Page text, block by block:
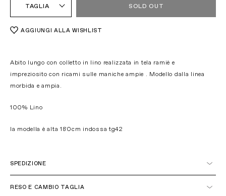
TAGLIA SOLD OUT
AGGIUNGI ALLA WISHLIST
Abito lungo con colletto in lino realizzata in tela ramiè e
impreziosito con ricami sulle maniche ampie . Modello dalla linea
morbida e ampia.
100% Lino
la modella è alta 180cm indossa tg42
SPEDIZIONE
RESO E CAMBIO TAGLIA